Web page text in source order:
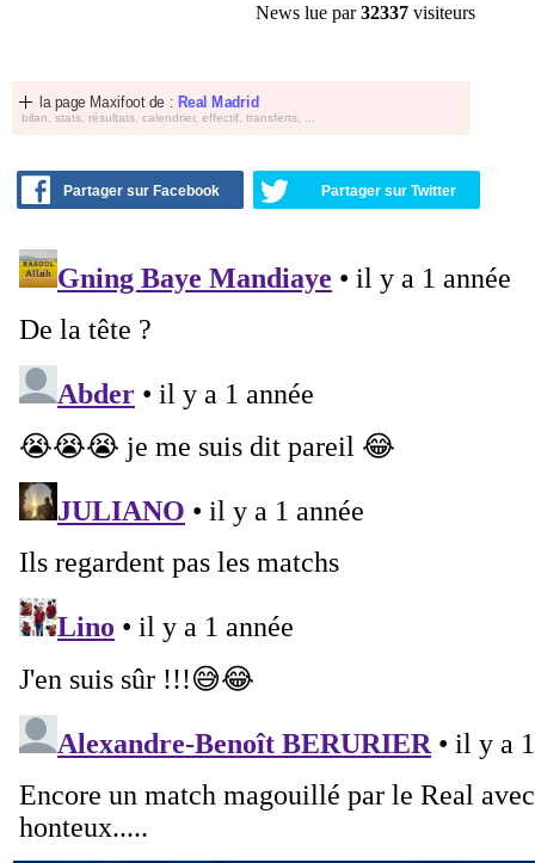
News lue par32337 visiteurs
la page Maxifoot de : Real Madrid
bilan, stats, résultats, calendrier, effectif, transferts, ...
Partager sur Facebook Partager sur Twitter